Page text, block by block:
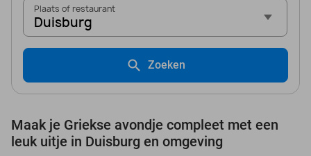
Plaats of restaurant
Duisburg
Zoeken
Maak je Griekse avondje compleet met een
leuk uitje in Duisburg en omgeving